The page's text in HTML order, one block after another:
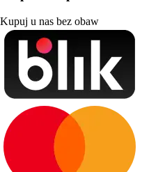
Kupuj u nas bez obaw